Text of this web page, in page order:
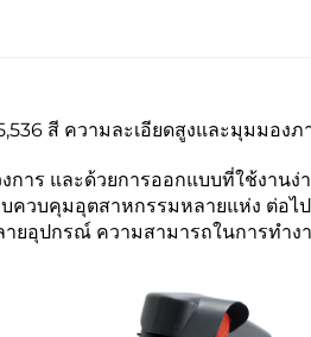
สี ความละเอียดสูงและมุมมอง
การ และด้วยการออกแบบที่ใช้งาน
บควบคุมอุตสาหกรรมหลายแห่ง ต่อ
ายอุปกรณ์ ความสามารถในการทำ